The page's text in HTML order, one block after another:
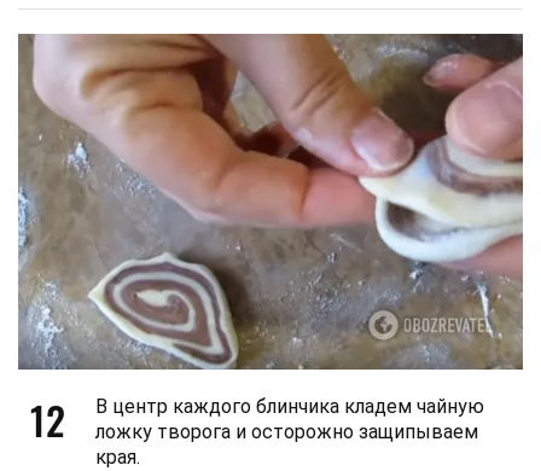
12
В центр каждого блинчика кладем чайную
ложку творога и осторожно защипываем
края.